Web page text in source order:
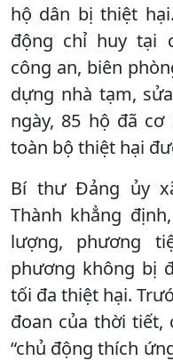
hộ dân bị thiệt
động chỉ huy tại
công an, biên
dựng nhà tạm,
ngày, 85 hộ đã cơ
toàn bộ thiệt hại
Bí thư Đảng ủy
Thành khẳng
lượng, phương
phương không bị
tối đa thiệt hại.
đoan của thời tiết,
“chủ động thích